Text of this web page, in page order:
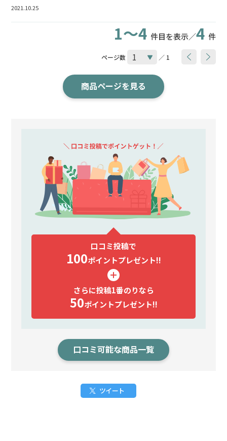
2021.10.25
1～4 件目を表示／4 件
ページ数 ／ 1
商品ページを見る
口コミ投稿で
100ポイントプレゼント!!
さらに投稿1番のりなら
50ポイントプレゼント!!
口コミ可能な商品一覧
ツイート